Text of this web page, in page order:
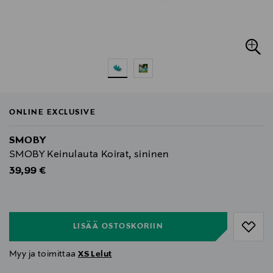
ONLINE EXCLUSIVE
SMOBY
SMOBY Keinulauta Koirat, sininen
Original Price
39,99 €
LISÄÄ OSTOSKORIIN
Myy ja toimittaaXS Lelut